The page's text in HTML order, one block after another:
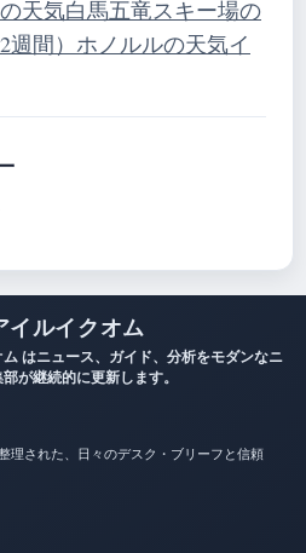
天気白馬五竜スキー場の
間） ホノルルの天気イ
イルイクオム
はニュース、ガイド、分析をモダンなニ
が継続的に更新します。
理された、日々のデスク・ブリーフと信頼